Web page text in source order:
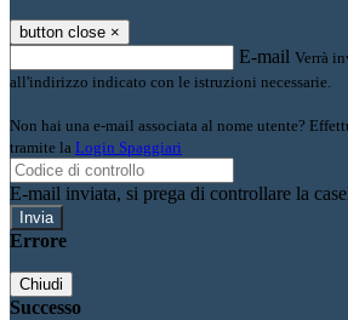
button close ×
E-mail Verrà
all'indirizzo indicato con le istruzioni necessarie.
Non hai una e-mail associata al nome utente?
tramite la Login Spaggiari
E-mail inviata, si prega di controllare la
Errore
Chiudi
Successo